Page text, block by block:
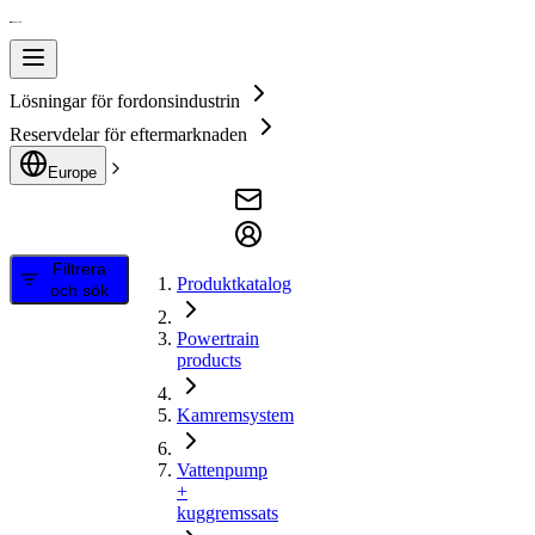
Lösningar för fordonsindustrin
Reservdelar för eftermarknaden
Europe
Filtrera
och sök
Produktkatalog
Powertrain
products
Kamremsystem
Vattenpump
+
kuggremssats